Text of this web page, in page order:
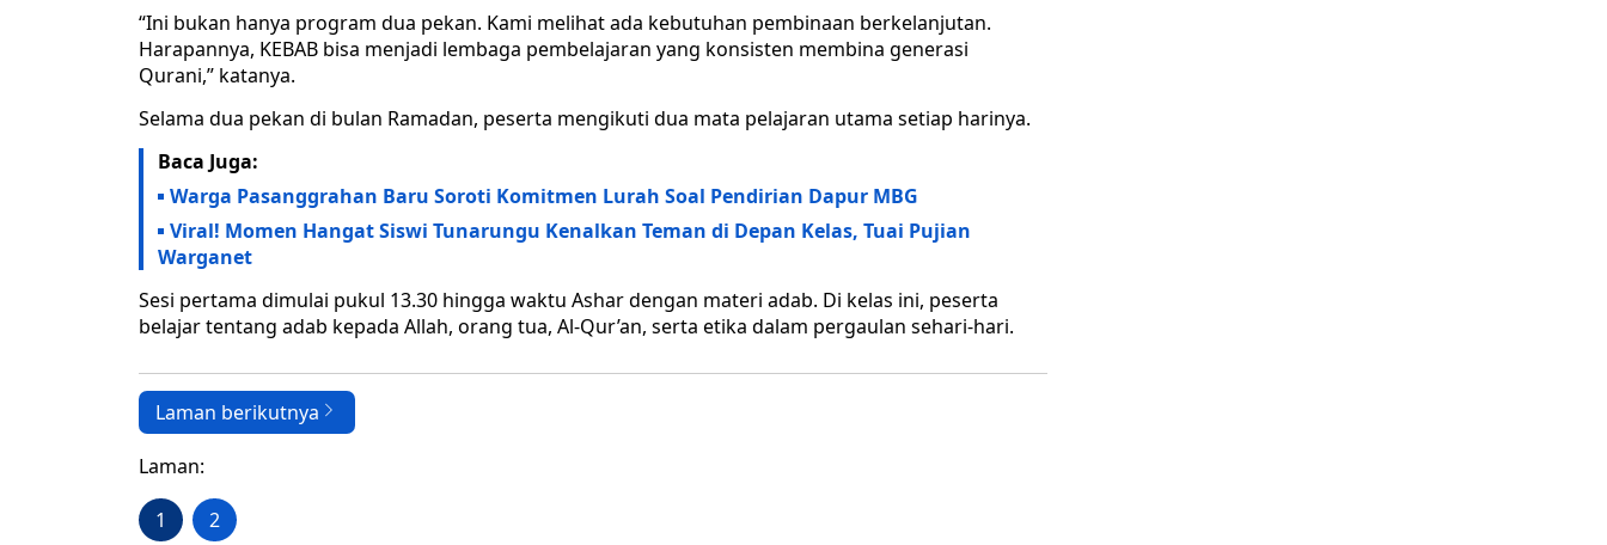
“Ini bukan hanya program dua pekan. Kami melihat ada kebutuhan pembinaan berkelanjutan.
Harapannya, KEBAB bisa menjadi lembaga pembelajaran yang konsisten membina generasi
Qurani,” katanya.
Selama dua pekan di bulan Ramadan, peserta mengikuti dua mata pelajaran utama setiap harinya.
Baca Juga:
Warga Pasanggrahan Baru Soroti Komitmen Lurah Soal Pendirian Dapur MBG
Viral! Momen Hangat Siswi Tunarungu Kenalkan Teman di Depan Kelas, Tuai Pujian
Warganet
Sesi pertama dimulai pukul 13.30 hingga waktu Ashar dengan materi adab. Di kelas ini, peserta
belajar tentang adab kepada Allah, orang tua, Al-Qur’an, serta etika dalam pergaulan sehari-hari.
Laman berikutnya
Laman:
1 2